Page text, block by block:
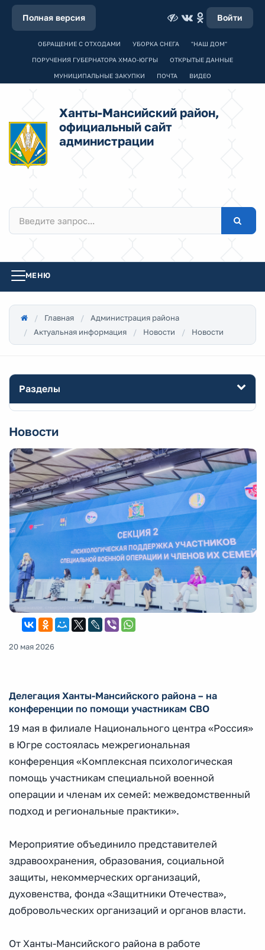
Полная версия Войти
ОБРАЩЕНИЕ С ОТХОДАМИ УБОРКА СНЕГА "НАШ ДОМ"
ПОРУЧЕНИЯ ГУБЕРНАТОРА ХМАО-ЮГРЫ ОТКРЫТЫЕ ДАННЫЕ
МУНИЦИПАЛЬНЫЕ ЗАКУПКИ ПОЧТА ВИДЕО
Ханты-Мансийский район,
официальный сайт
администрации
МЕНЮ
Главная
Администрация района
Актуальная информация
Новости Новости
Разделы
Новости
20 мая 2026
Делегация Ханты-Мансийского района – на
конференции по помощи участникам СВО
19 мая в филиале Национального центра «Россия»
в Югре состоялась межрегиональная
конференция «Комплексная психологическая
помощь участникам специальной военной
операции и членам их семей: межведомственный
подход и региональные практики».
Мероприятие объединило представителей
здравоохранения, образования, социальной
защиты, некоммерческих организаций,
духовенства, фонда «Защитники Отечества»,
добровольческих организаций и органов власти.
От Ханты-Мансийского района в работе